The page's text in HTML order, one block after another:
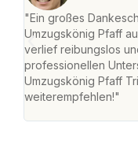
"Ein großes
Umzugskönig Pfaff
verlief reibungslos
professionellen
Umzugskönig Pfaff
weiterempfehlen!"